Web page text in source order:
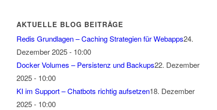
AKTUELLE BLOG BEITRÄGE
Redis Grundlagen – Caching Strategien für Webapps24.
Dezember 2025 - 10:00
Docker Volumes – Persistenz und Backups22. Dezember
2025 - 10:00
KI im Support – Chatbots richtig aufsetzen18. Dezember
2025 - 10:00